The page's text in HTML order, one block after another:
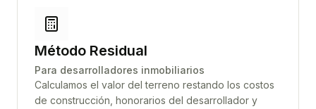
Método Residual
Para desarrolladores inmobiliarios
Calculamos el valor del terreno restando los costos
de construcción, honorarios del desarrollador y